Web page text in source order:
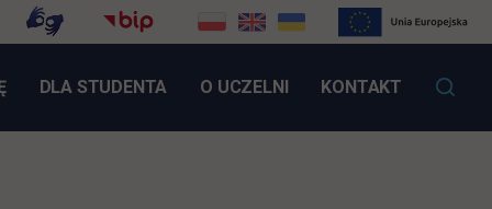
LINK OTWIERA SIĘ W NOWEJ KARCIE
DLA STUDENTA O UCZELNI KONTAKT